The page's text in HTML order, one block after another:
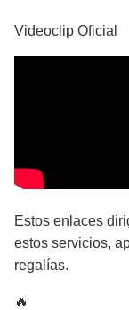
Videoclip Oficial
Estos enlaces
estos servicios,
regalías.
🔥